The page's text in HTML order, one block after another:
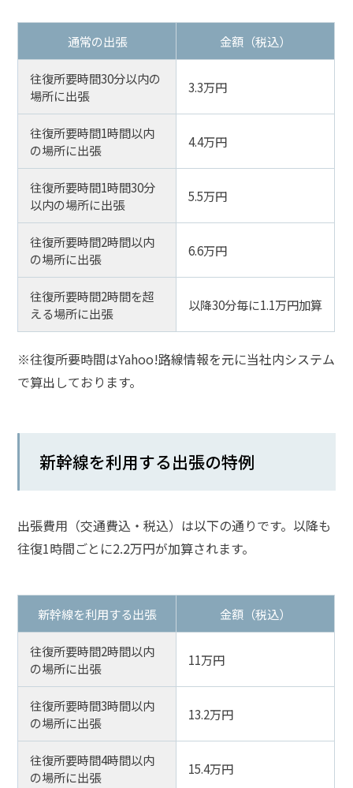
通常の出張 金額（税込）
往復所要時間30分以内の
場所に出張
3.3万円
往復所要時間1時間以内
の場所に出張
4.4万円
往復所要時間1時間30分
以内の場所に出張
5.5万円
往復所要時間2時間以内
の場所に出張
6.6万円
往復所要時間2時間を超
える場所に出張
以降30分毎に1.1万円加算
※往復所要時間はYahoo!路線情報を元に当社内システム
で算出しております。
新幹線を利用する出張の特例
出張費用（交通費込・税込）は以下の通りです。以降も
往復1時間ごとに2.2万円が加算されます。
新幹線を利用する出張 金額（税込）
往復所要時間2時間以内
の場所に出張
11万円
往復所要時間3時間以内
の場所に出張
13.2万円
往復所要時間4時間以内
の場所に出張
15.4万円